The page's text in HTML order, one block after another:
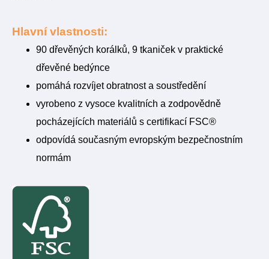
Hlavní vlastnosti:
90 dřevěných korálků, 9 tkaniček v praktické
dřevěné bedýnce
pomáhá rozvíjet obratnost a soustředění
vyrobeno z vysoce kvalitních a zodpovědně
pocházejících materiálů s certifikací FSC®
odpovídá současným evropským bezpečnostním
normám